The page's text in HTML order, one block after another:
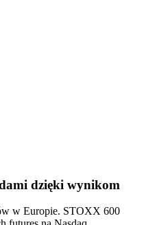
dzięki wynikom
w Europie. STOXX 600